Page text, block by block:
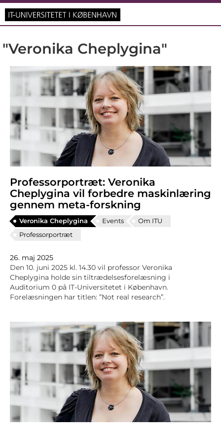
"Veronika Cheplygina"
Professorportræt: Veronika
Cheplygina vil forbedre maskinlæring
gennem meta-forskning
Veronika Cheplygina Events
Om ITU
Professorportræt
26. maj 2025
Den 10. juni 2025 kl. 14.30 vil professor Veronika
Cheplygina holde sin tiltrædelsesforelæsning i
Auditorium 0 på IT-Universitetet i København.
Forelæsningen har titlen: ”Not real research”.